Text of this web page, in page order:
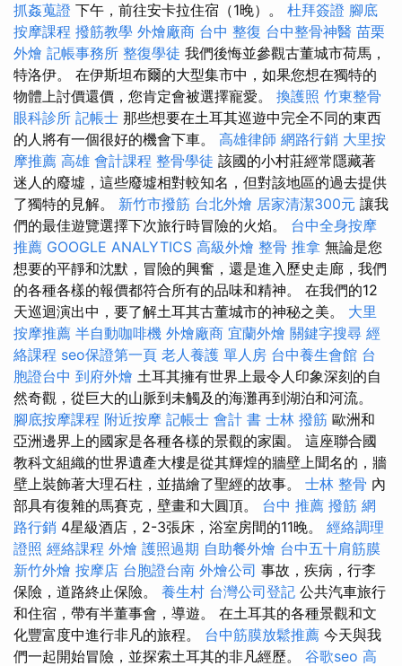
抓姦蒐證 下午，前往安卡拉住宿（1晚）。 杜拜簽證 腳底
按摩課程 撥筋教學 外燴廠商 台中 整復 台中整骨神醫 苗栗
外燴 記帳事務所 整復學徒 我們後悔並參觀古董城市荷馬，
特洛伊。 在伊斯坦布爾的大型集市中，如果您想在獨特的
物體上討價還價，您肯定會被選擇寵愛。 換護照 竹東整骨
眼科診所 記帳士 那些想要在土耳其巡遊中完全不同的東西
的人將有一個很好的機會下車。 高雄律師 網路行銷 大里按
摩推薦 高雄 會計課程 整骨學徒 該國的小村莊經常隱藏著
迷人的廢墟，這些廢墟相對較知名，但對該地區的過去提供
了獨特的見解。 新竹市撥筋 台北外燴 居家清潔300元 讓我
們的最佳遊覽選擇下次旅行時冒險的火焰。 台中全身按摩
推薦 GOOGLE ANALYTICS 高級外燴 整骨 推拿 無論是您
想要的平靜和沈默，冒險的興奮，還是進入歷史走廊，我們
的各種各樣的報價都符合所有的品味和精神。 在我們的12
天巡迴演出中，要了解土耳其古董城市的神秘之美。 大里
按摩推薦 半自動咖啡機 外燴廠商 宜蘭外燴 關鍵字搜尋 經
絡課程 seo保證第一頁 老人養護 單人房 台中養生會館 台
胞證台中 到府外燴 土耳其擁有世界上最令人印象深刻的自
然奇觀，從巨大的山脈到未觸及的海灘再到湖泊和河流。
腳底按摩課程 附近按摩 記帳士 會計 書 士林 撥筋 歐洲和
亞洲邊界上的國家是各種各樣的景觀的家園。 這座聯合國
教科文組織的世界遺產大樓是從其輝煌的牆壁上聞名的，牆
壁上裝飾著大理石柱，並描繪了聖經的故事。 士林 整骨 內
部具有復雜的馬賽克，壁畫和大圓頂。 台中 推薦 撥筋 網
路行銷 4星級酒店，2-3張床，浴室房間的11晚。 經絡調理
證照 經絡課程 外燴 護照過期 自助餐外燴 台中五十肩筋膜
新竹外燴 按摩店 台胞證台南 外燴公司 事故，疾病，行李
保險，道路終止保險。 養生村 台灣公司登記 公共汽車旅行
和住宿，帶有半董事會，導遊。 在土耳其的各種景觀和文
化豐富度中進行非凡的旅程。 台中筋膜放鬆推薦 今天與我
們一起開始冒險，並探索土耳其的非凡經歷。 谷歌seo 高